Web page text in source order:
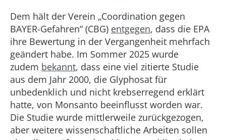
Dem hält der Verein „Coordination gegen
BAYER-Gefahren“ (CBG) entgegen, dass die EPA
ihre Bewertung in der Vergangenheit mehrfach
geändert habe. Im Sommer 2025 wurde
zudem bekannt, dass eine viel zitierte Studie
aus dem Jahr 2000, die Glyphosat für
unbedenklich und nicht krebserregend erklärt
hatte, von Monsanto beeinflusst worden war.
Die Studie wurde mittlerweile zurückgezogen,
aber weitere wissenschaftliche Arbeiten sollen